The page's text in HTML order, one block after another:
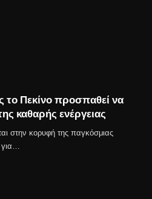
το Πεκίνο προσπαθεί να
καθαρής ενέργειας
στην κορυφή της παγκόσμιας
για…